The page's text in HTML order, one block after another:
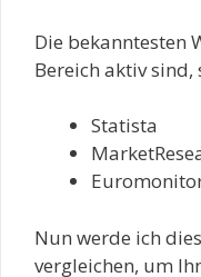
Die bekanntesten
Bereich aktiv sind,
Statista
Nun werde ich
vergleichen, um